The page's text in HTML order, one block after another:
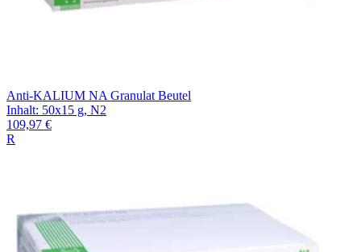
Anti-KALIUM NA Granulat Beutel
Inhalt: 50x15 g, N2
109,97 €
R